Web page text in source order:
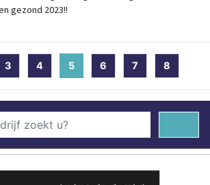
gezond 2023!!
3 4 5 (current)
6 7 8